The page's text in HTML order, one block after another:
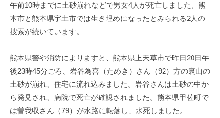
午前10時までに土砂崩れなどで男女4人が死亡しました。熊
本市と熊本県宇土市では生き埋めになったとみられる2人の
捜索が続いています。
熊本県警や消防によりますと、熊本県上天草市で昨日20日午
後23時45分ごろ、岩谷為喜（ためき）さん（92）方の裏山の
土砂が崩れ、住宅に流れ込みました。岩谷さんは土砂の中か
ら発見され、病院で死亡が確認されました。熊本県甲佐町で
は曽我収さん（79）が水路に転落し、水死しました。